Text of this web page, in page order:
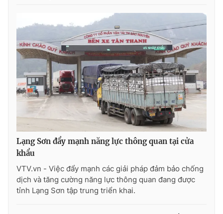
THỜI BÁO VTV
Theo dõi báo trên
Cơ quan chủ quản:
Đài Truyền hình Việt Nam
Cơ quan báo chí:Thời báo VTV
Giấy phép hoạt động báo in và báo điện tử số 483/GP-BTTTT
cấp ngày 29/12/2023
Tổng Biên tập:Vũ Thanh Thủy
Phó Tổng Biên tập:Nguyễn Thị Mỹ Hạnh, Phạm Quốc Thắng,
Nguyễn Trọng Ninh
Lạng Sơn đẩy mạnh năng lực thông quan tại cửa
khẩu
VTV.vn - Việc đẩy mạnh các giải pháp đảm bảo chống
dịch và tăng cường năng lực thông quan đang được
tỉnh Lạng Sơn tập trung triển khai.